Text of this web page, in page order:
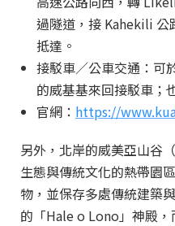
過隧道，接 Kahekili
抵達。
接駁車／公車交通：可
的威基基來回接駁車；
官網： https://
另外，北岸的威美亞山谷
生態與傳統文化的熱帶園
物，並保存多處傳統建築
的「Hale o Lono」神殿